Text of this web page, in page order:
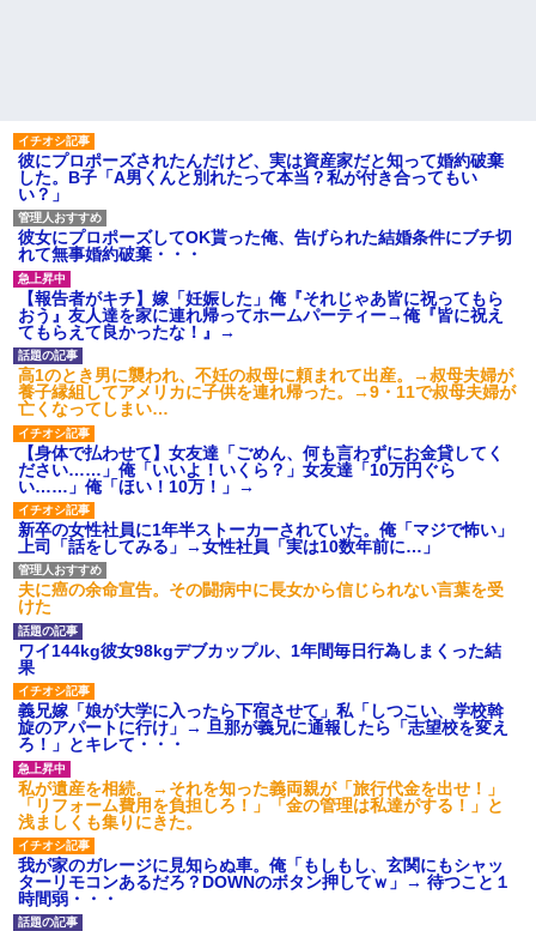
彼にプロポーズされたんだけど、実は資産家だと知って婚約破棄
した。B子「A男くんと別れたって本当？私が付き合ってもい
い？」
彼女にプロポーズしてOK貰った俺、告げられた結婚条件にブチ切
れて無事婚約破棄・・・
【報告者がキチ】嫁「妊娠した」俺『それじゃあ皆に祝ってもら
おう』友人達を家に連れ帰ってホームパーティー→俺『皆に祝え
てもらえて良かったな！』→
高1のとき男に襲われ、不妊の叔母に頼まれて出産。→叔母夫婦が
養子縁組してアメリカに子供を連れ帰った。→9・11で叔母夫婦が
亡くなってしまい…
【身体で払わせて】女友達「ごめん、何も言わずにお金貸してく
ださい……」俺「いいよ！いくら？」女友達「10万円ぐら
い……」俺「ほい！10万！」→
新卒の女性社員に1年半ストーカーされていた。俺「マジで怖い」
上司「話をしてみる」→女性社員「実は10数年前に…」
夫に癌の余命宣告。その闘病中に長女から信じられない言葉を受
けた
ワイ144kg彼女98kgデブカップル、1年間毎日行為しまくった結
果
義兄嫁「娘が大学に入ったら下宿させて」私「しつこい、学校斡
旋のアパートに行け」→ 旦那が義兄に通報したら「志望校を変え
ろ！」とキレて・・・
私が遺産を相続。→それを知った義両親が「旅行代金を出せ！」
「リフォーム費用を負担しろ！」「金の管理は私達がする！」と
浅ましくも集りにきた。
我が家のガレージに見知らぬ車。俺「もしもし、玄関にもシャッ
ターリモコンあるだろ？DOWNのボタン押してｗ」→ 待つこと１
時間弱・・・